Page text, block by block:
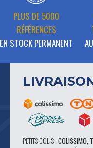
PLUS DE 5000
RÉFÉRENCES
EN STOCK PERMANENT
PETITS COLIS : COLISSIMO,